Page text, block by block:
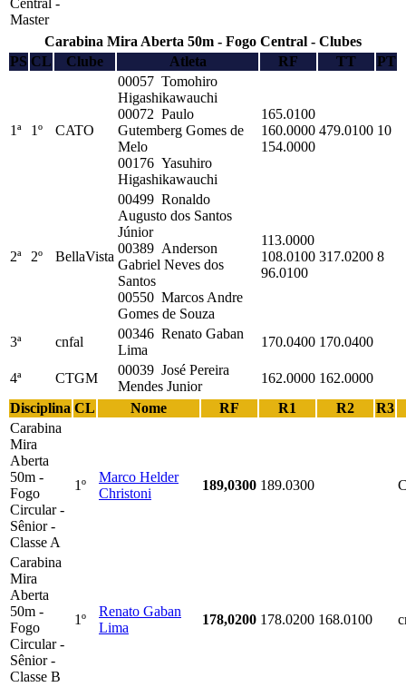
Master
Carabina Mira Aberta 50m - Fogo Central - Clubes
PS CL Clube Atleta RF TT PT
1ª 1º CATO
00057 Tomohiro
Higashikawauchi
00072 Paulo
Gutemberg Gomes de
Melo
00176 Yasuhiro
Higashikawauchi
165.0100
160.0000
154.0000
479.0100 10
2ª 2º BellaVista
00499 Ronaldo
Augusto dos Santos
Júnior
00389 Anderson
Gabriel Neves dos
Santos
00550 Marcos Andre
Gomes de Souza
113.0000
108.0100
96.0100
317.0200 8
3ª cnfal
00346 Renato Gaban
Lima
170.0400 170.0400
4ª CTGM
00039 José Pereira
Mendes Junior
162.0000 162.0000
Disciplina CL Nome RF R1 R2
R3
Carabina
Mira
Aberta
50m -
Fogo
Circular -
Sênior -
Classe A
1º
Marco Helder
Christoni
189,0300 189.0300
Carabina
Mira
Aberta
50m -
Fogo
Circular -
Sênior -
Classe B
1º
Renato Gaban
Lima
178,0200 178.0200 168.0100